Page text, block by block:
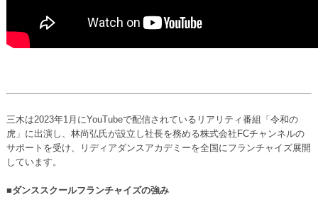
三木は2023年1月にYouTubeで配信されているリアリティ番組「令和の
虎」に出演し、林尚弘氏が設立し社長を務める株式会社FCチャンネルの
サポートを受け、リディアダンスアカデミーを全国にフランチャイズ展開
しています。
■ダンススクールフランチャイズの強み